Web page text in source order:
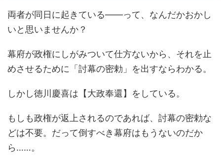
両者が同日に起きている――って、なんだかおかし
いと思いませんか？
幕府が政権にしがみついて仕方ないから、それを止
めさせるために「討幕の密勅」を出すならわかる。
しかし徳川慶喜は【大政奉還】をしている。
もしも政権が返上されるのであれば、討幕の密勅な
どは不要。だって倒すべき幕府はもうないのだか
ら……。